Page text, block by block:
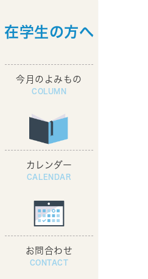
コ
テ
ッ
ナ
ゲ
移
在学生の方へ
今月のよみもの
カレンダー
お問合わせ